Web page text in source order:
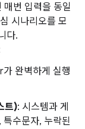
매번 입력을 동일
시나리오를 모
다.
완벽하게 실행
트): 시스템과 게
수문자, 누락된